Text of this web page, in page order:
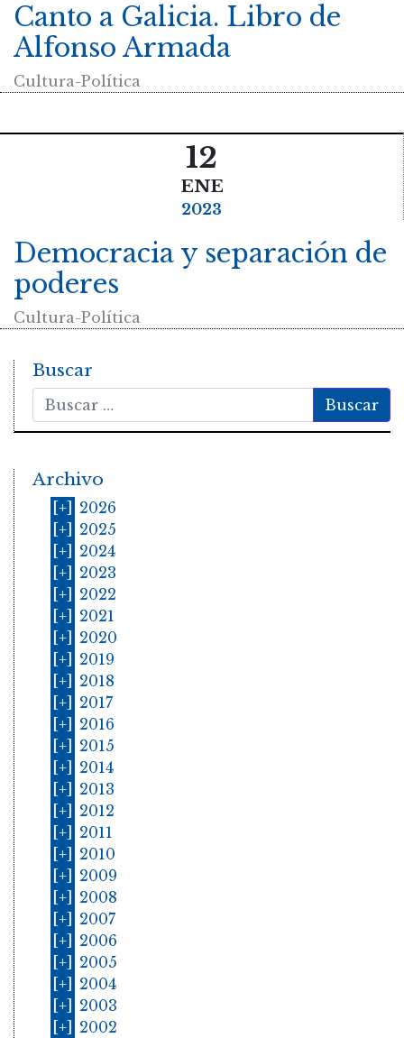
Canto a Galicia. Libro de
Alfonso Armada
Cultura-Política
12
ENE
2023
Democracia y separación de
poderes
Cultura-Política
Buscar
Buscar
Archivo
[+]
2026
[+]
2025
[+]
2024
[+]
2023
[+]
2022
[+]
2021
[+]
2020
[+]
2019
[+]
2018
[+]
2017
[+]
2016
[+]
2015
[+]
2014
[+]
2013
[+]
2012
[+]
2011
[+]
2010
[+]
2009
[+]
2008
[+]
2007
[+]
2006
[+]
2005
[+]
2004
[+]
2003
[+]
2002